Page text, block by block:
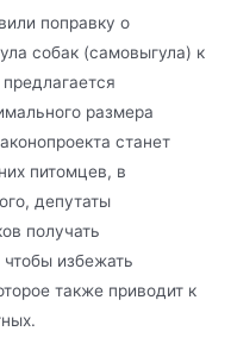
поправку о
собак (самовыгула) к
размера
станет
питомцев, в
депутаты
получать
избежать
также приводит к